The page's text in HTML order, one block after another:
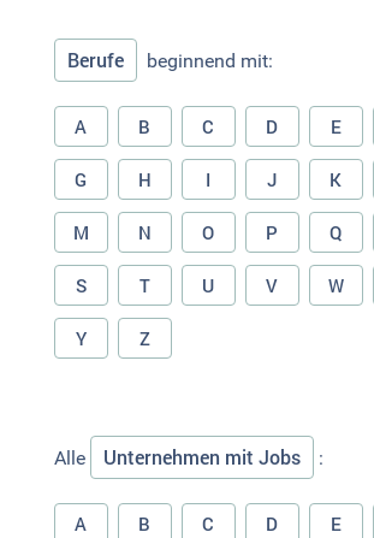
Berufe beginnend mit:
A B C D E
G H I J K
M N O P Q
S T U V W
Y Z
Alle Unternehmen mit Jobs :
A B C D E